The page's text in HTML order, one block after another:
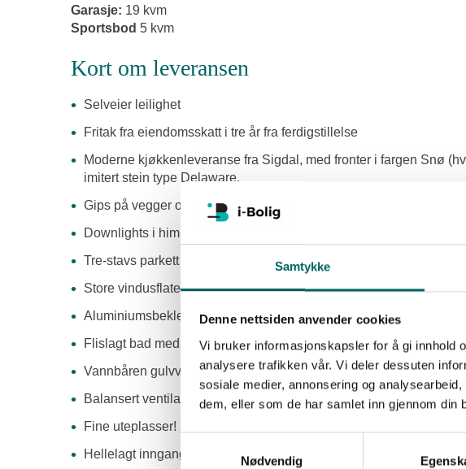
Samtykke
Denne nettsiden anvender cookies
Vi bruker informasjonskapsler for å gi innhold
analysere trafikken vår. Vi deler dessuten
sosiale medier, annonsering og
dem, eller som de har samlet inn gjennom din
Nødvendig
Garasje: 19 kvm
Sportsbod 5 kvm
Kort om leveransen
Selveier leilighet
Fritak fra eiendomsskatt i tre år fra ferdigstillelse
Moderne kjøkkenleveranse fra Sigdal, med fronter i fargen Snø
imitert stein type Delaware.
Gips på vegger og i tak, malt i Soothing Beige (med unntak av tak i
Downlights i himling på kjøkken, bad, stue og mesanin
Tre-stavs parkett i hvitlasert eik
Store vindusflater i stue gir godt med lys
Aluminiumsbekledde vinduer - Vedlikeholdsvennlige
Flislagt bad med innfellbare dusjdører, moderne innredning og
Vannbåren gulvvarme
Balansert ventilasjon med varmegjenvinning
Fine uteplasser!
Hellelagt inngangsparti